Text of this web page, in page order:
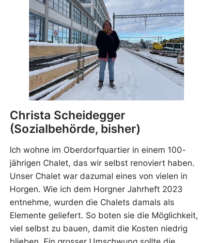
Christa Scheidegger
(Sozialbehörde, bisher)
Ich wohne im Oberdorfquartier in einem 100-
jährigen Chalet, das wir selbst renoviert haben.
Unser Chalet war dazumal eines von vielen in
Horgen. Wie ich dem Horgner Jahrheft 2023
entnehme, wurden die Chalets damals als
Elemente geliefert. So boten sie die Möglichkeit,
viel selbst zu bauen, damit die Kosten niedrig